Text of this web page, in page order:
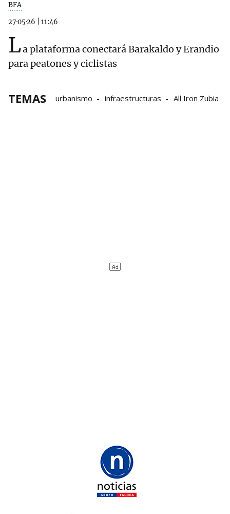
BFA
27·05·26
11:46
La plataforma conectará Barakaldo y Erandio
para peatones y ciclistas
TEMAS urbanismo infraestructuras All Iron Zubia